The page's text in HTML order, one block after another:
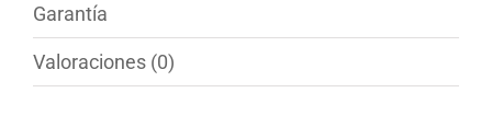
Garantía
Valoraciones (0)